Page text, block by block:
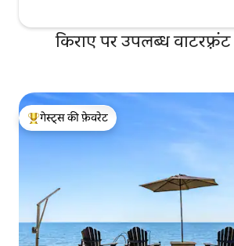
किराए पर उपलब्ध
गेस्ट्स का टॉप फ़ेवरेट
गेस्ट्स की फ़ेवरेट